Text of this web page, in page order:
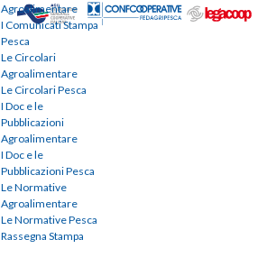
Agroalimentare
I Comunicati Stampa
Pesca
Le Circolari
Agroalimentare
Le Circolari Pesca
I Doc e le
Pubblicazioni
Agroalimentare
I Doc e le
Pubblicazioni Pesca
Le Normative
Agroalimentare
Le Normative Pesca
Rassegna Stampa